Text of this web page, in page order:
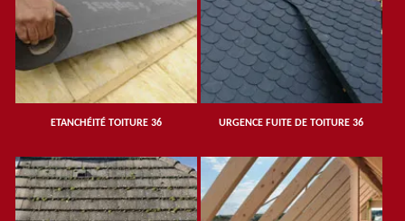
ETANCHÉITÉ TOITURE 36 URGENCE FUITE DE TOITURE 36